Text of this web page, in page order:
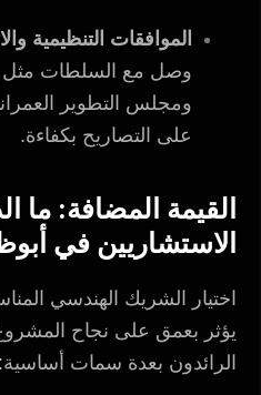
الموافقات التنظيمية
وصل مع السلطات مثل
ومجلس التطوير
على التصاريح بكفاءة.
القيمة المضافة: ما
الاستشاريين في
اختيار الشريك الهندسي
يؤثر بعمق على نجاح
الرائدون بعدة سمات أساسية: